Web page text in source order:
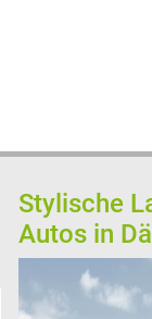
Stylische
Autos in